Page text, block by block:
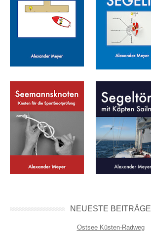
NEUESTE BEITRÄGE
Ostsee Küsten-Radweg